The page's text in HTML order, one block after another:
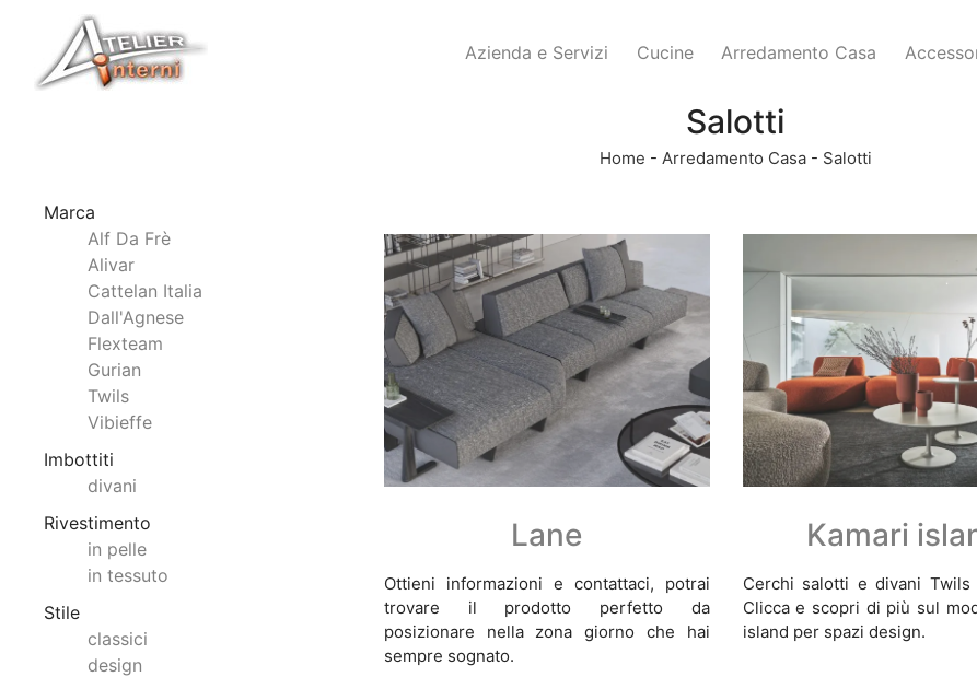
Azienda e Servizi Cucine Arredamento Casa
Salotti
Home - Arredamento Casa - Salotti
Marca
Alf Da Frè
Alivar
Cattelan Italia
Dall'Agnese
Flexteam
Gurian
Twils
Vibieffe
Imbottiti
divani
Rivestimento
in pelle
in tessuto
Stile
classici
design
Lane
Ottieni informazioni e contattaci, potrai
trovare il prodotto perfetto da
posizionare nella zona giorno che hai
sempre sognato.
Kamari
Cerchi salotti e divani Twils
Clicca e scopri di più sul
island per spazi design.